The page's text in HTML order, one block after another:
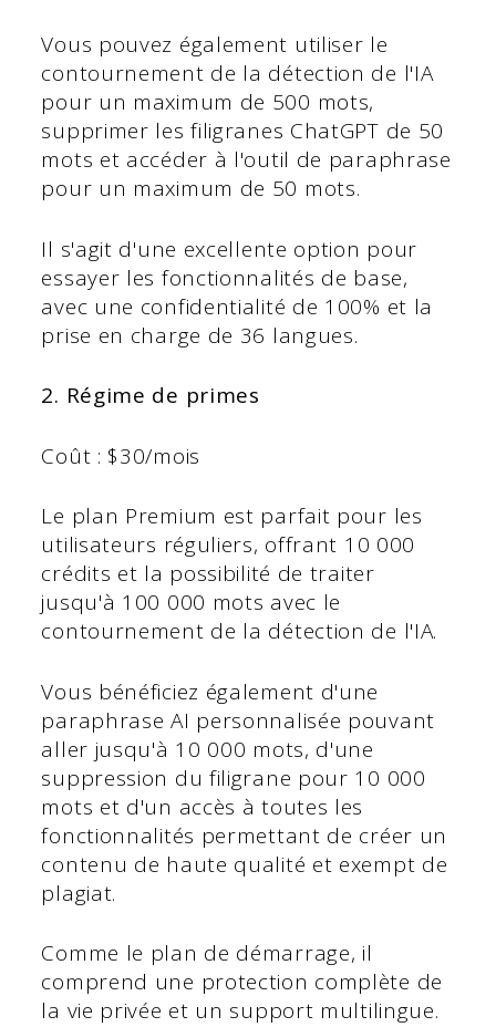
Vous pouvez également utiliser le
contournement de la détection de l'IA
pour un maximum de 500 mots,
supprimer les filigranes ChatGPT de 50
mots et accéder à l'outil de paraphrase
pour un maximum de 50 mots.
Il s'agit d'une excellente option pour
essayer les fonctionnalités de base,
avec une confidentialité de 100% et la
prise en charge de 36 langues.
2. Régime de primes
Coût : $30/mois
Le plan Premium est parfait pour les
utilisateurs réguliers, offrant 10 000
crédits et la possibilité de traiter
jusqu'à 100 000 mots avec le
contournement de la détection de l'IA.
Vous bénéficiez également d'une
paraphrase AI personnalisée pouvant
aller jusqu'à 10 000 mots, d'une
suppression du filigrane pour 10 000
mots et d'un accès à toutes les
fonctionnalités permettant de créer un
contenu de haute qualité et exempt de
plagiat.
Comme le plan de démarrage, il
comprend une protection complète de
la vie privée et un support multilingue.